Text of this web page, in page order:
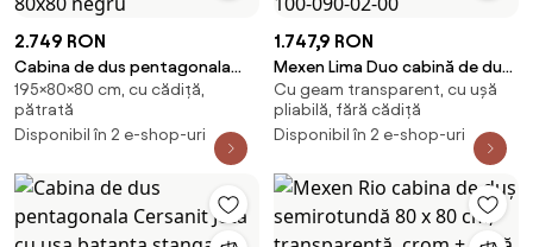
2.749 RON
Cabina de dus pentagonala
Cersanit Jota cu usa batanta
dreapta 80x80 negru
195×80×80 cm, cu cădiță,
pătrată
Disponibil în 2 e-shop-uri
1.747,9 RON
Mexen Lima Duo cabină de duș
pliată 100 x 90 cm,
transparentă, crom - 856-100-
090-02-00
Cu geam transparent, cu ușă
pliabilă, fără cădiță
Disponibil în 2 e-shop-uri